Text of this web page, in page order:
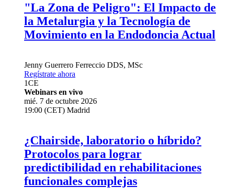
"La Zona de Peligro": El Impacto de
la Metalurgia y la Tecnología de
Movimiento en la Endodoncia Actual
Jenny Guerrero Ferreccio DDS, MSc
Regístrate ahora
1CE
Webinars en vivo
mié. 7 de octubre 2026
19:00 (CET) Madrid
¿Chairside, laboratorio o híbrido?
Protocolos para lograr
predictibilidad en rehabilitaciones
funcionales complejas